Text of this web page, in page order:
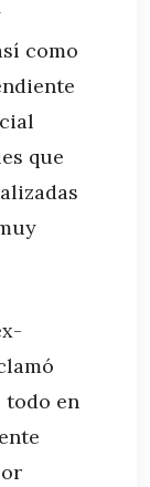
como
que
en